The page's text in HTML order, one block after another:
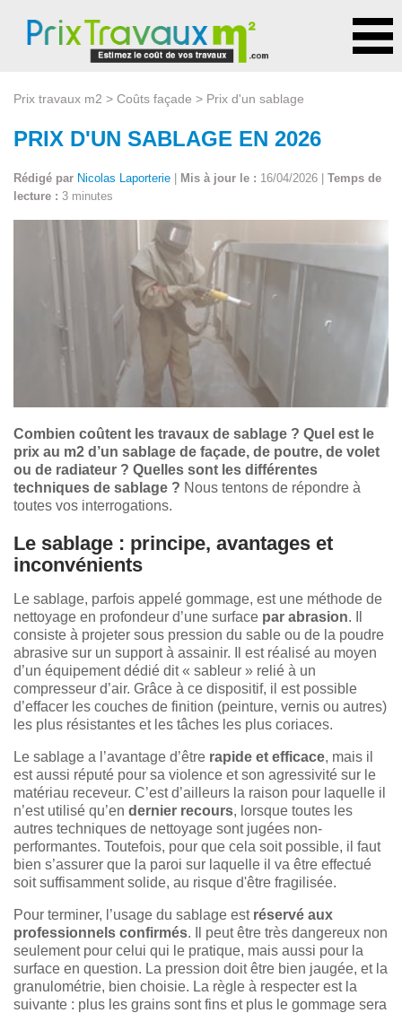
Prix travaux m2 > Coûts façade > Prix d'un sablage
PRIX D'UN SABLAGE EN 2026
Rédigé par Nicolas Laporterie Mis à jour le : 16/04/2026 | Temps de
lecture : 3 minutes
Combien coûtent les travaux de sablage ? Quel est le
prix au m2 d’un sablage de façade, de poutre, de volet
ou de radiateur ? Quelles sont les différentes
techniques de sablage ? Nous tentons de répondre à
toutes vos interrogations.
Le sablage : principe, avantages et
inconvénients
Le sablage, parfois appelé gommage, est une méthode de
nettoyage en profondeur d’une surface par abrasion. Il
consiste à projeter sous pression du sable ou de la poudre
abrasive sur un support à assainir. Il est réalisé au moyen
d’un équipement dédié dit « sableur » relié à un
compresseur d’air. Grâce à ce dispositif, il est possible
d’effacer les couches de finition (peinture, vernis ou autres)
les plus résistantes et les tâches les plus coriaces.
Le sablage a l’avantage d’être rapide et efficace, mais il
est aussi réputé pour sa violence et son agressivité sur le
matériau receveur. C’est d’ailleurs la raison pour laquelle il
n’est utilisé qu’en dernier recours, lorsque toutes les
autres techniques de nettoyage sont jugées non-
performantes. Toutefois, pour que cela soit possible, il faut
bien s’assurer que la paroi sur laquelle il va être effectué
soit suffisamment solide, au risque d'être fragilisée.
Pour terminer, l’usage du sablage est réservé aux
professionnels confirmés. Il peut être très dangereux non
seulement pour celui qui le pratique, mais aussi pour la
surface en question. La pression doit être bien jaugée, et la
granulométrie, bien choisie. La règle à respecter est la
suivante : plus les grains sont fins et plus le gommage sera